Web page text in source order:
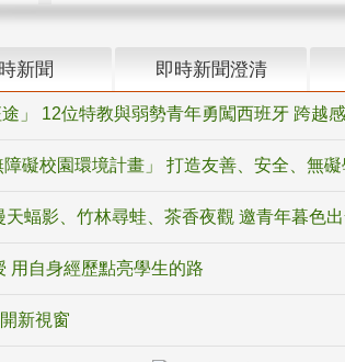
新聞 即時新聞澄清
」 12位特教與弱勢青年勇闖西班牙 跨越
礙校園環境計畫」 打造友善、安全、無礙
蝠影、竹林尋蛙、茶香夜觀 邀青年暮色
用自身經歷點亮學生的路